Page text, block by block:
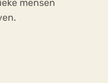
mensen